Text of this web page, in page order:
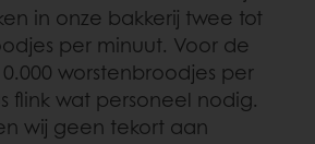
in onze bakkerij twee tot
per minuut. Voor de
worstenbroodjes per
flink wat personeel nodig.
wij geen tekort aan